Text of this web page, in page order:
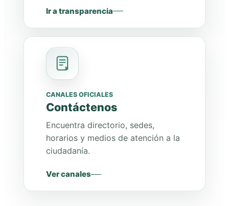
Ir a transparencia
CANALES OFICIALES
Contáctenos
Encuentra directorio, sedes,
horarios y medios de atención a la
ciudadanía.
Ver canales